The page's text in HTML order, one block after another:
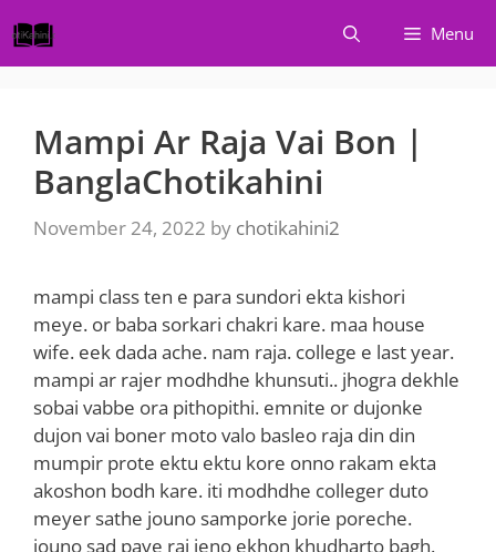
to
content
Menu
Mampi Ar Raja Vai Bon |
BanglaChotikahini
November 24, 2022 by chotikahini2
mampi class ten e para sundori ekta kishori
meye. or baba sorkari chakri kare. maa house
wife. eek dada ache. nam raja. college e last year.
mampi ar rajer modhdhe khunsuti.. jhogra dekhle
sobai vabbe ora pithopithi. emnite or dujonke
dujon vai boner moto valo basleo raja din din
mumpir prote ektu ektu kore onno rakam ekta
akoshon bodh kare. iti modhdhe colleger duto
meyer sathe jouno samporke jorie poreche.
jouno sad paye raj jeno ekhon khudharto bagh.